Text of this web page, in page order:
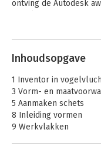
- Nederlandse tekst
- Uitgewerkte opgaven
ontving de Autodesk
Andere
Boeklagen
Inhoudsopgave
1 Inventor in
3 Vorm- en
5 Aanmaken schets
8 Inleiding vormen
9 Werkvlakken